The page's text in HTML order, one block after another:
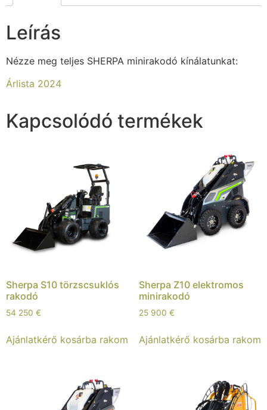
Leírás
Nézze meg teljes SHERPA minirakodó kínálatunkat:
Árlista 2024
Kapcsolódó termékek
Sherpa S10 törzscsuklós
rakodó
54 250 €
Ajánlatkérő kosárba rakom
Sherpa Z10 elektromos
minirakodó
25 900 €
Ajánlatkérő kosárba rakom